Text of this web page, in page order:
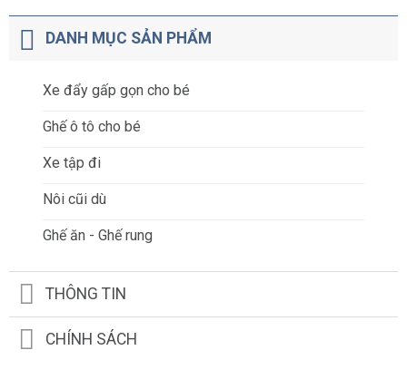
DANH MỤC SẢN PHẨM
Xe đẩy gấp gọn cho bé
Ghế ô tô cho bé
Xe tập đi
Nôi cũi dù
Ghế ăn - Ghế rung
THÔNG TIN
CHÍNH SÁCH